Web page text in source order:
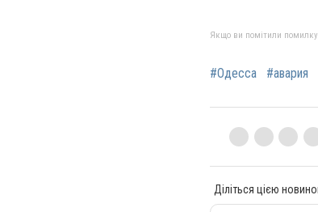
Якщо ви помітили помилку,
#Одесса #авария
Діліться цією